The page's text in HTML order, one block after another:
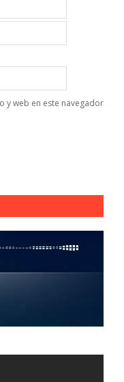
y web en este navegador